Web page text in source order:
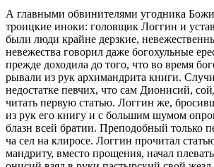
А глав­ны­ми об­ви­ни­те­ля­ми угод­ни­ка
тро­иц­кие ино­ки: го­ло­вщик Логгин и
бы­ли лю­ди крайне дерз­кие,
неве­же­ства го­во­рил да­же бо­го­хуль­ные
преж­де до­хо­ди­ла до то­го, что во вре­мя
ры­ва­ли из рук ар­хи­манд­ри­та кни­ги.
недо­стат­ке пев­чих, что сам Ди­о­ни­сий,
чи­тать первую ста­тью. Логгин же,
из рук его кни­гу и с боль­шим шу­мом
блазн всей бра­тии. Пре­по­доб­ный толь­ко
ча сел на кли­ро­се. Логгин про­чи­тал
манд­ри­ту, вме­сто про­ще­ния, на­чал